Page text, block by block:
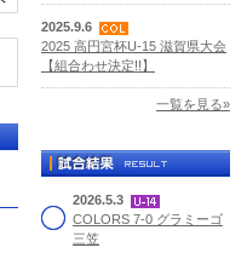
2025.9.6
2025 高円宮杯U-15 滋賀県大会
【組合わせ決定!!】
一覧を見る»
2026.5.3
COLORS 7-0 グラミーゴ
三笠